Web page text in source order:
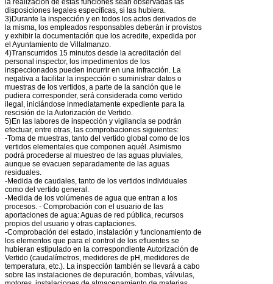
la realización de estas funciones sean observadas las
disposiciones legales específicas, si las hubiera.
3)Durante la inspección y en todos los actos derivados de
la misma, los empleados responsables deberán ir provistos
y exhibir la documentación que los acredite, expedida por
el Ayuntamiento de Villalmanzo.
4)Transcurridos 15 minutos desde la acreditación del
personal inspector, los impedimentos de los
inspeccionados pueden incurrir en una infracción. La
negativa a facilitar la inspección o suministrar datos o
muestras de los vertidos, a parte de la sanción que le
pudiera corresponder, será considerada como vertido
ilegal, iniciándose inmediatamente expediente para la
rescisión de la Autorización de Vertido.
5)En las labores de inspección y vigilancia se podrán
efectuar, entre otras, las comprobaciones siguientes:
-Toma de muestras, tanto del vertido global como de los
vertidos elementales que componen aquél. Asimismo
podrá procederse al muestreo de las aguas pluviales,
aunque se evacuen separadamente de las aguas
residuales.
-Medida de caudales, tanto de los vertidos individuales
como del vertido general.
-Medida de los volúmenes de agua que entran a los
procesos. - Comprobación con el usuario de las
aportaciones de agua: Aguas de red pública, recursos
propios del usuario y otras captaciones.
-Comprobación del estado, instalación y funcionamiento de
los elementos que para el control de los efluentes se
hubieran estipulado en la correspondiente Autorización de
Vertido (caudalímetros, medidores de pH, medidores de
temperatura, etc.). La inspección también se llevará a cabo
sobre las instalaciones de depuración, bombas, válvulas,